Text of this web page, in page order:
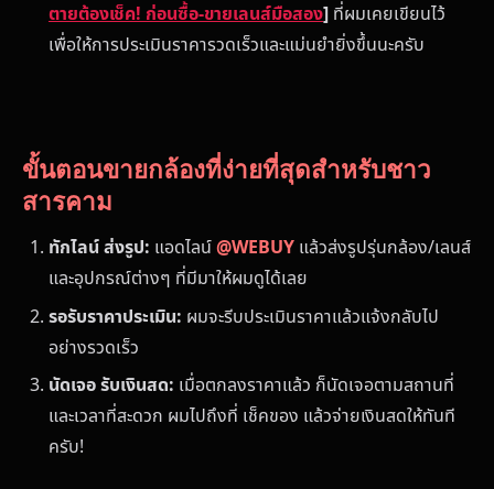
ตายต้องเช็ค! ก่อนซื้อ-ขายเลนส์มือสอง] ที่ผมเคยเขียนไว้
เพื่อให้การประเมินราคารวดเร็วและแม่นยำยิ่งขึ้นนะครับ
ขั้นตอนขายกล้องที่ง่ายที่สุดสำหรับชาว
สารคาม
ทักไลน์ ส่งรูป: แอดไลน์@WEBUY แล้วส่งรูปรุ่นกล้อง/เลนส์
และอุปกรณ์ต่างๆ ที่มีมาให้ผมดูได้เลย
รอรับราคาประเมิน: ผมจะรีบประเมินราคาแล้วแจ้งกลับไป
อย่างรวดเร็ว
นัดเจอ รับเงินสด: เมื่อตกลงราคาแล้ว ก็นัดเจอตามสถานที่
และเวลาที่สะดวก ผมไปถึงที่ เช็คของ แล้วจ่ายเงินสดให้ทันที
ครับ!